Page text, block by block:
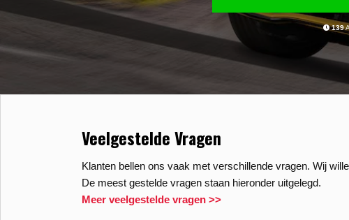
139
Veelgestelde Vragen
Klanten bellen ons vaak met verschillende vragen. Wij
De meest gestelde vragen staan hieronder uitgelegd.
Meer veelgestelde vragen >>